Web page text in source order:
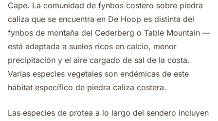
Cape. La comunidad de fynbos costero sobre piedra
caliza que se encuentra en De Hoop es distinta del
fynbos de montaña del Cederberg o Table Mountain —
está adaptada a suelos ricos en calcio, menor
precipitación y el aire cargado de sal de la costa.
Varias especies vegetales son endémicas de este
hábitat específico de piedra caliza costera.
Las especies de protea a lo largo del sendero incluyen